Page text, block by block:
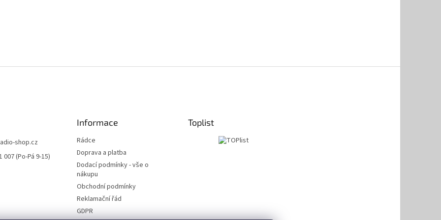
shop.cz
007 (Po-Pá 9-15)
Informace
Rádce
Doprava a platba
Dodací podmínky - vše o
nákupu
Obchodní podmínky
Reklamační řád
GDPR
Toplist